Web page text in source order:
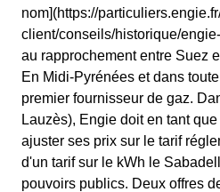
nom](https://
client/conseils/historique/
au rapprochement entre Suez
En Midi-Pyrénées et dans
premier fournisseur de gaz.
Lauzès), Engie doit en tant
ajuster ses prix sur le tarif
d'un tarif sur le kWh le
pouvoirs publics. Deux offres